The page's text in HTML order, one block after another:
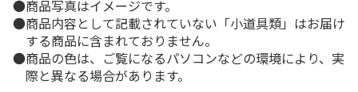
商品写真はイメージです。
商品内容として記載されていない「小道具類」はお届け
する商品に含まれておりません。
商品の色は、ご覧になるパソコンなどの環境により、実
際と異なる場合があります。